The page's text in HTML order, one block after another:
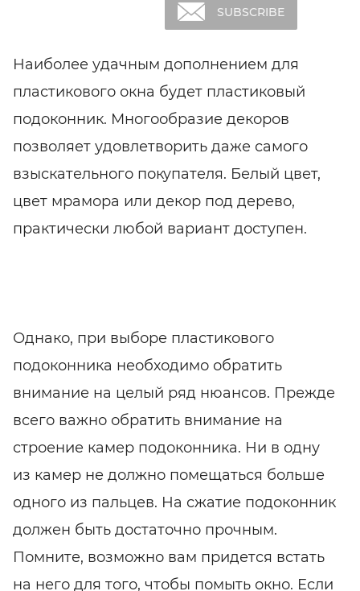
SUBSCRIBE
Наиболее удачным дополнением для
пластикового окна будет пластиковый
подоконник. Многообразие декоров
позволяет удовлетворить даже самого
взыскательного покупателя. Белый цвет,
цвет мрамора или декор под дерево,
практически любой вариант доступен.
Однако, при выборе пластикового
подоконника необходимо обратить
внимание на целый ряд нюансов. Прежде
всего важно обратить внимание на
строение камер подоконника. Ни в одну
из камер не должно помещаться больше
одного из пальцев. На сжатие подоконник
должен быть достаточно прочным.
Помните, возможно вам придется встать
на него для того, чтобы помыть окно. Если